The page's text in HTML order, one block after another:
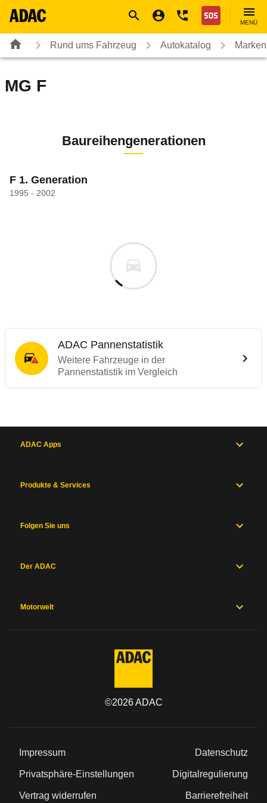
Nothilfe
MENÜ
Rund ums Fahrzeug Autokatalog
MG F
Baureihengenerationen
F 1. Generation
1995 - 2002
ADAC Pannenstatistik
Weitere Fahrzeuge in der
Pannenstatistik im Vergleich
ADAC Apps
Produkte & Services
Folgen Sie uns
Der ADAC
Motorwelt
©2026ADAC
Impressum Datenschutz
Privatsphäre-Einstellungen Digitalregulierung
Vertrag widerrufen Barrierefreiheit